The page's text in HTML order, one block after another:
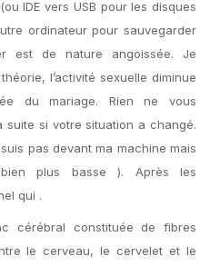
IDE vers USB pour les disques
ordinateur pour sauvegarder
est de nature angoissée. Je
l’activité sexuelle diminue
du mariage. Rien ne vous
si votre situation a changé.
pas devant ma machine mais
plus basse ). Après les
qui .
cérébral constituée de fibres
le cerveau, le cervelet et le